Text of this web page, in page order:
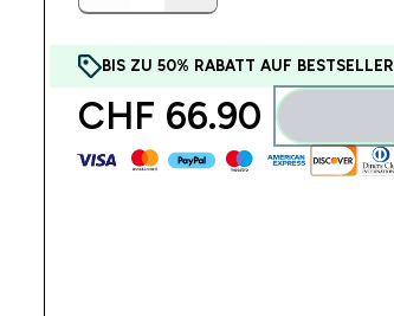
BIS ZU 50% RABATT AUF BESTSELLER
CHF 66.90‎